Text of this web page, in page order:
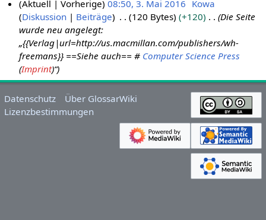
2
0
1
Aktuell Vorherige 08:50, 3. Mai 2016 Kowa
Diskussion
Beiträge 120 Bytes +120
Die Seite
wurde neu angelegt:
„{{Verlag|url=http://us.macmillan.com/publishers/wh-
freemans}} ==Siehe auch== # Computer Science Press
(Imprint)“
Datenschutz
Über GlossarWiki
Lizenzbestimmungen